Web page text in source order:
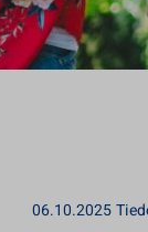
06.10.2025